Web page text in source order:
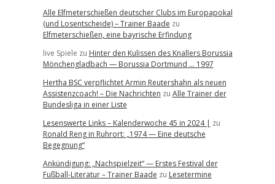
Alle Elfmeterschießen deutscher Clubs im Europapokal
(und Losentscheide) – Trainer Baade zu
Elfmeterschießen, eine bayrische Erfindung
live Spiele zu Hinter den Kulissen des Knallers Borussia
Mönchengladbach — Borussia Dortmund … 1997
Hertha BSC verpflichtet Armin Reutershahn als neuen
Assistenzcoach! – Die Nachrichten zu Alle Trainer der
Bundesliga in einer Liste
Lesenswerte Links – Kalenderwoche 45 in 2024 | zu
Ronald Reng in Ruhrort: „1974 — Eine deutsche
Begegnung“
Ankündigung: „Nachspielzeit“ — Erstes Festival der
Fußball-Literatur – Trainer Baade zu Lesetermine